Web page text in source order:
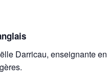
Darricau, enseignante en